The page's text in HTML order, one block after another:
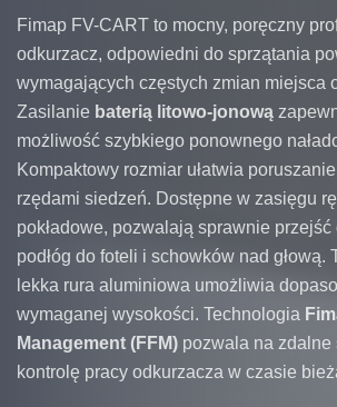
Fimap FV-CART to mocny, poręczny
odkurzacz, odpowiedni do sprzątania
wymagających częstych zmian miejsca
Zasilanie baterią litowo-jonową
możliwość szybkiego ponownego
Kompaktowy rozmiar ułatwia
rzędami siedzeń. Dostępne w zasięgu
pokładowe, pozwalają sprawnie
podłóg do foteli i schowków nad głową.
lekka rura aluminiowa umożliwia
wymaganej wysokości. Technologia
Management (FFM) pozwala na zdalne
kontrolę pracy odkurzacza w czasie